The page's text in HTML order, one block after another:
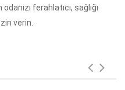
ferahlatıcı, sağlığı
verin.